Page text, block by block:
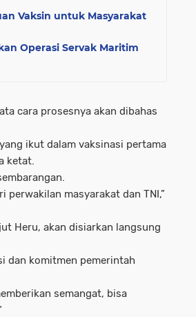
Vaksin untuk Masyarakat
Operasi Servak Maritim
cara prosesnya akan dibahas
ikut dalam vaksinasi pertama
ketat.
perwakilan masyarakat dan TNI,”
Heru, akan disiarkan langsung
dan komitmen pemerintah
semangat, bisa